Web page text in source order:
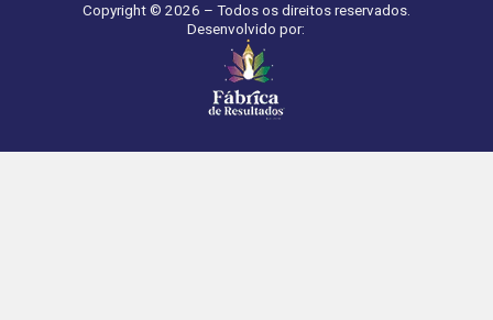
Copyright © 2026 – Todos os direitos reservados.
Desenvolvido por: